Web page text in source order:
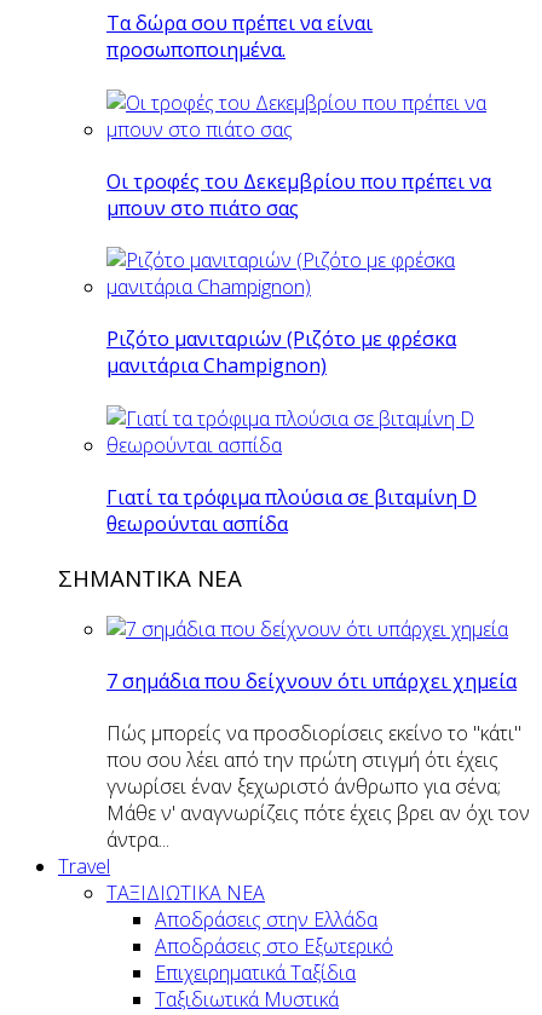
Tα δώρα σου πρέπει να είναι
προσωποποιημένα.
Οι τροφές του Δεκεμβρίου που πρέπει να
μπουν στο πιάτο σας
Ριζότο μανιταριών (Ριζότο με φρέσκα
μανιτάρια Champignon)
Γιατί τα τρόφιμα πλούσια σε βιταμίνη D
θεωρούνται ασπίδα
ΣΗΜΑΝΤΙΚΑ ΝΕΑ
7 σημάδια που δείχνουν ότι υπάρχει χημεία
Πώς μπορείς να προσδιορίσεις εκείνο το "κάτι"
που σου λέει από την πρώτη στιγμή ότι έχεις
γνωρίσει έναν ξεχωριστό άνθρωπο για σένα;
Μάθε ν' αναγνωρίζεις πότε έχεις βρει αν όχι τον
άντρα...
Travel
ΤΑΞΙΔΙΩΤΙΚΑ ΝΕΑ
Αποδράσεις στην Ελλάδα
Αποδράσεις στο Εξωτερικό
Επιχειρηματικά Ταξίδια
Ταξιδιωτικά Μυστικά